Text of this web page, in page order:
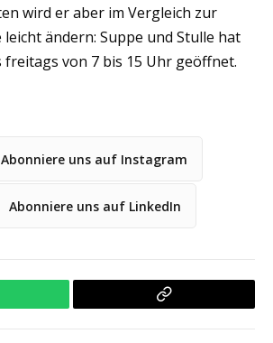
wird er aber im Vergleich zur
ändern: Suppe und Stulle hat
von 7 bis 15 Uhr geöffnet.
Abonniere uns auf Instagram
Abonniere uns auf LinkedIn
Copy